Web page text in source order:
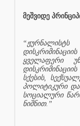
მეშვიდე
ყველაფერი
სქესის,
პოლიტიკური და
სოციალური
ნიშნით.”